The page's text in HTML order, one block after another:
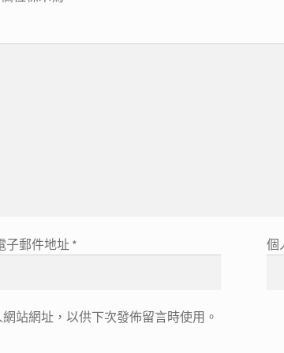
子郵件地址 * 個
站網址，以供下次發佈留言時使用。